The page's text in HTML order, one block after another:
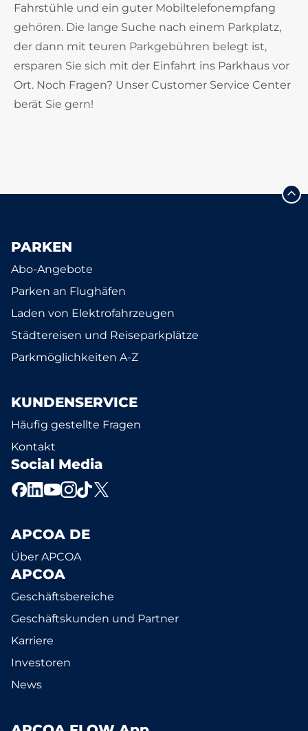
Fahrstühle und ein guter Mobiltelefonempfang
gehören. Die lange Suche nach einem Parkplatz,
der dann mit teuren Parkgebühren belegt ist,
ersparen Sie sich mit der Einfahrt ins Parkhaus vor
Ort. Noch Fragen? Unser Customer Service Center
berät Sie gern!
PARKEN
Abo-Angebote
Parken an Flughäfen
Laden von Elektrofahrzeugen
Städtereisen und Reiseparkplätze
Parkmöglichkeiten A-Z
KUNDENSERVICE
Häufig gestellte Fragen
Kontakt
Social Media
APCOA DE
Über APCOA
APCOA
Geschäftsbereiche
Geschäftskunden und Partner
Karriere
Investoren
News